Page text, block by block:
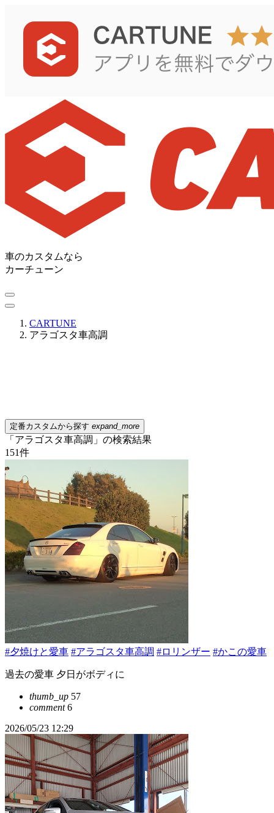
車のカスタムなら
カーチューン
CARTUNE
アラゴスタ車高調
定番カスタムから探す expand_more
「アラゴスタ車高調」の検索結果
151件
#夕焼けと愛車 #アラゴスタ車高調 #ロリンザー #かこの愛車
過去の愛車 夕日がボディに
thumb_up 57
comment6
2026/05/23 12:29